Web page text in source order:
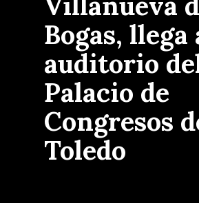
Bogas, llega
auditorio
Palacio de
Congresos
Toledo